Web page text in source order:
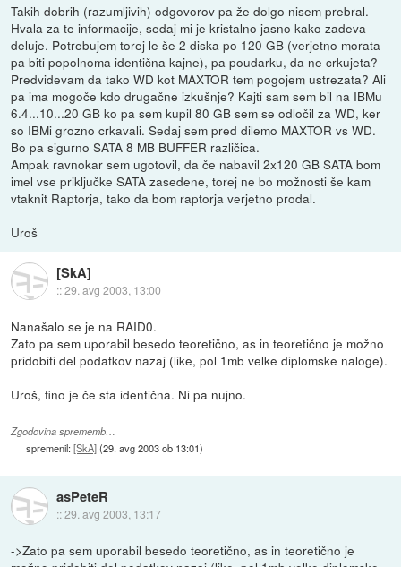
Takih dobrih (razumljivih) odgovorov pa že dolgo nisem prebral.
Hvala za te informacije, sedaj mi je kristalno jasno kako zadeva
deluje. Potrebujem torej le še 2 diska po 120 GB (verjetno morata
pa biti popolnoma identična kajne), pa poudarku, da ne crkujeta?
Predvidevam da tako WD kot MAXTOR tem pogojem ustrezata? Ali
pa ima mogoče kdo drugačne izkušnje? Kajti sam sem bil na IBMu
6.4...10...20 GB ko pa sem kupil 80 GB sem se odločil za WD, ker
so IBMi grozno crkavali. Sedaj sem pred dilemo MAXTOR vs WD.
Bo pa sigurno SATA 8 MB BUFFER različica.
Ampak ravnokar sem ugotovil, da če nabavil 2x120 GB SATA bom
imel vse priključke SATA zasedene, torej ne bo možnosti še kam
vtaknit Raptorja, tako da bom raptorja verjetno prodal.
Uroš
[SkA]
::29. avg 2003, 13:00
Nanašalo se je na RAID0.
Zato pa sem uporabil besedo teoretično, as in teoretično je možno
pridobiti del podatkov nazaj (like, pol 1mb velke diplomske naloge).
Uroš, fino je če sta identična. Ni pa nujno.
Zgodovina sprememb…
spremenil:[SkA](29. avg 2003 ob 13:01)
asPeteR
::29. avg 2003, 13:17
->Zato pa sem uporabil besedo teoretično, as in teoretično je